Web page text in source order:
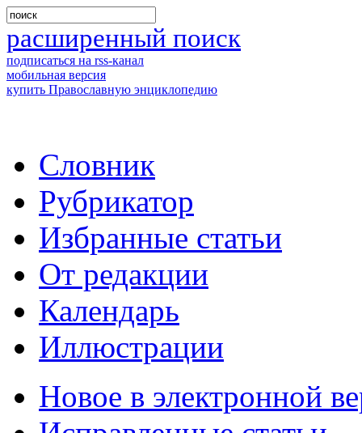
расширенный поиск
подписаться на rss-канал
мобильная версия
купить Православную энциклопедию
Словник
Рубрикатор
Избранные статьи
От редакции
Календарь
Иллюстрации
Новое в электронной